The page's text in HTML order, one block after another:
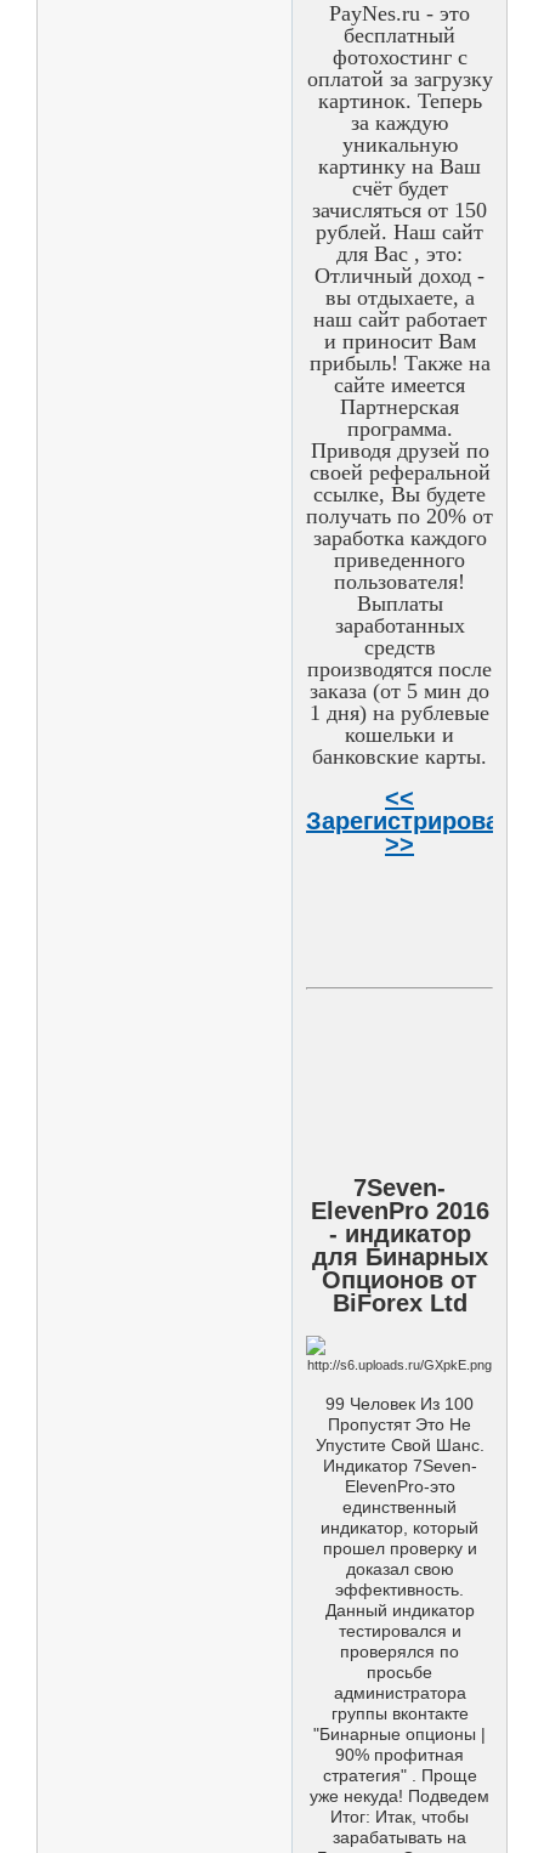
PayNes.ru - это
бесплатный
фотохостинг с
оплатой за загрузку
картинок. Теперь
за каждую
уникальную
картинку на Ваш
счёт будет
зачисляться от 150
рублей. Наш сайт
для Вас , это:
Отличный доход -
вы отдыхаете, а
наш сайт работает
и приносит Вам
прибыль! Также на
сайте имеется
Партнерская
программа.
Приводя друзей по
своей реферальной
ссылке, Вы будете
получать по 20% от
заработка каждого
приведенного
пользователя!
Выплаты
заработанных
средств
производятся после
заказа (от 5 мин до
1 дня) на рублевые
кошельки и
банковские карты.
<<
>>
7Seven-
ElevenPro 2016
- индикатор
для Бинарных
Опционов от
BiForex Ltd
99 Человек Из 100
Пропустят Это Не
Упустите Свой Шанс.
Индикатор 7Seven-
ElevenPro-это
единственный
индикатор, который
прошел проверку и
доказал свою
эффективность.
Данный индикатор
тестировался и
проверялся по
просьбе
администратора
группы вконтакте
"Бинарные опционы |
90% профитная
стратегия" . Проще
уже некуда! Подведем
Итог: Итак, чтобы
зарабатывать на